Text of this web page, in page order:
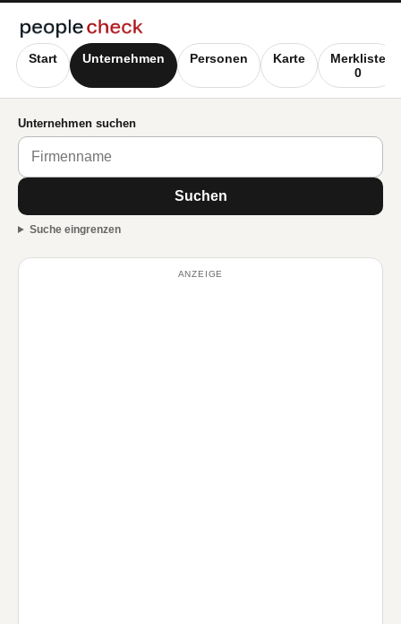
Start Unternehmen Personen Karte
Merkliste
0
Unternehmen suchen
Suchen
Suche eingrenzen
ANZEIGE